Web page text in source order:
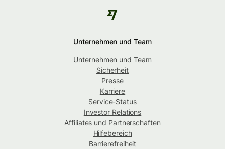
Unternehmen und Team
Unternehmen und Team
Sicherheit
Presse
Karriere
Service-Status
Investor Relations
Affiliates und Partnerschaften
Hilfebereich
Barrierefreiheit